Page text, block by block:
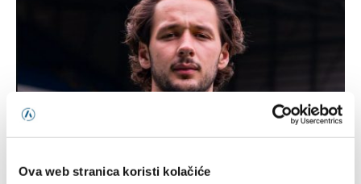
Ova web stranica koristi kolačiće